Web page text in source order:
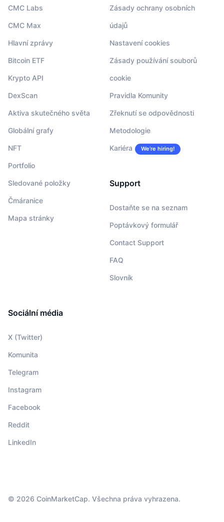
CMC Labs
CMC Max
Hlavní zprávy
Bitcoin ETF
Krypto API
DexScan
Aktiva skutečného světa
Globální grafy
NFT
Portfolio
Sledované položky
Čmáranice
Mapa stránky
Zásady ochrany osobních
údajů
Nastavení cookies
Zásady používání souborů
cookie
Pravidla Komunity
Zřeknutí se odpovědnosti
Metodologie
Kariéra We’re hiring!
Support
Dostaňte se na seznam
Poptávkový formulář
Contact Support
FAQ
Slovník
Sociální média
X (Twitter)
Komunita
Telegram
Instagram
Facebook
Reddit
LinkedIn
© 2026 CoinMarketCap. Všechna práva vyhrazena.